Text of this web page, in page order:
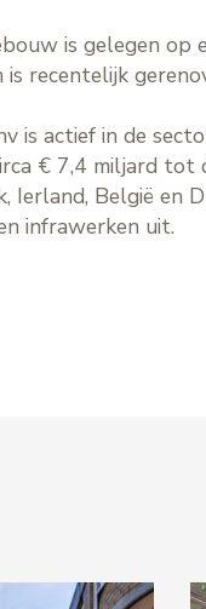
is gelegen op
recentelijk
is actief in de
€ 7,4 miljard
Ierland, België
infrawerken uit.